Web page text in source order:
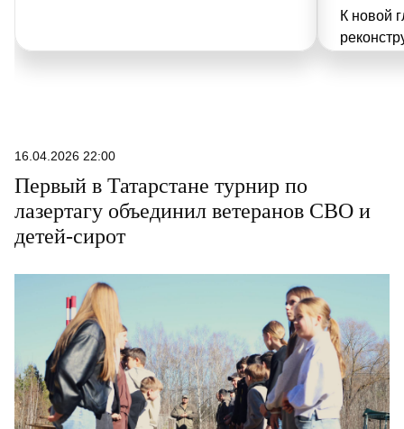
К новой
«РТ»
16.04.2026 22:00
Первый в Татарстане турнир по
лазертагу объединил ветеранов СВО и
детей-сирот